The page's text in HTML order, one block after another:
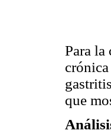
Para la
que